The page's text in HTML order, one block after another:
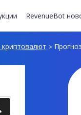
RevenueBot
>